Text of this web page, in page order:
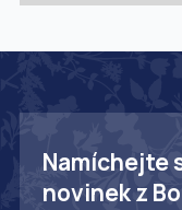
Namíchejte
novinek z